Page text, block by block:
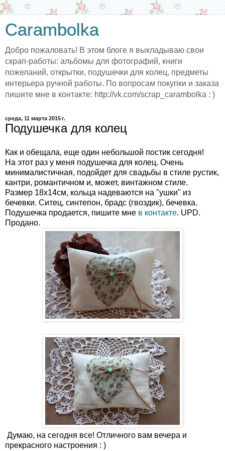
Carambolka
Добро пожаловать! В этом блоге я выкладываю свои
скрап-работы: альбомы для фотографий, книги
пожеланий, открытки, подушечки для колец, предметы
интерьера ручной работы. По вопросам покупки и заказа
пишите мне в контакте: http://vk.com/scrap_carambolka : )
среда, 11 марта 2015 г.
Подушечка для колец
Как и обещала, еще один небольшой постик сегодня!
На этот раз у меня подушечка для колец. Очень
минималистичная, подойдет для свадьбы в стиле рустик,
кантри, романтичном и, может, винтажном стиле.
Размер 18х14см, кольца надеваются на "ушки" из
бечевки. Ситец, синтепон, брадс (гвоздик), бечевка.
Подушечка продается, пишите мне в контакте. UPD.
Продано.
Думаю, на сегодня все! Отличного вам вечера и
прекрасного настроения : )